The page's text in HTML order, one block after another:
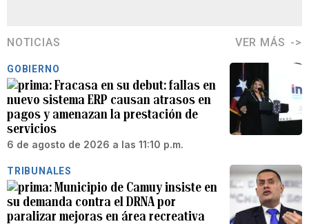
NOTICIAS VER MÁS
GOBIERNO
Fracasa en su debut: fallas en
nuevo sistema ERP causan atrasos en
pagos y amenazan la prestación de
servicios
6 de agosto de 2026 a las 11:10 p.m.
TRIBUNALES
Municipio de Camuy insiste en
su demanda contra el DRNA por
paralizar mejoras en área recreativa